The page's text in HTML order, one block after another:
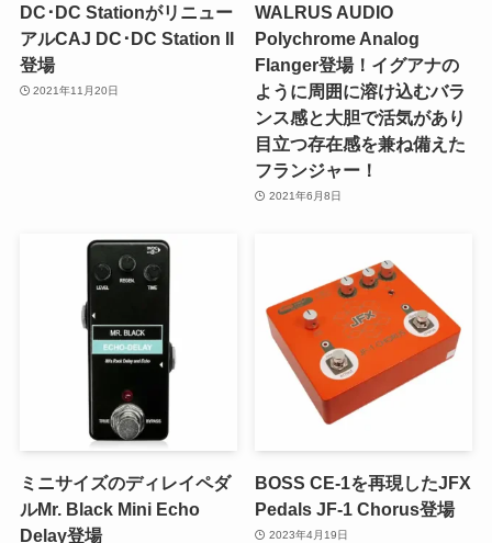
DC･DC Stationがリニュー
アルCAJ DC･DC Station II
登場
2021年11月20日
WALRUS AUDIO
Polychrome Analog
Flanger登場！イグアナの
ように周囲に溶け込むバラ
ンス感と大胆で活気があり
目立つ存在感を兼ね備えた
フランジャー！
2021年6月8日
ミニサイズのディレイペダ
ルMr. Black Mini Echo
Delay登場
BOSS CE-1を再現したJFX
Pedals JF-1 Chorus登場
2023年4月19日